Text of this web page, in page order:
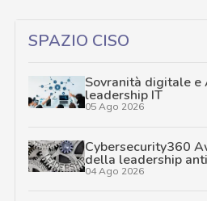
SPAZIO CISO
Sovranità digitale e
leadership IT
05 Ago 2026
Cybersecurity360
della leadership
04 Ago 2026